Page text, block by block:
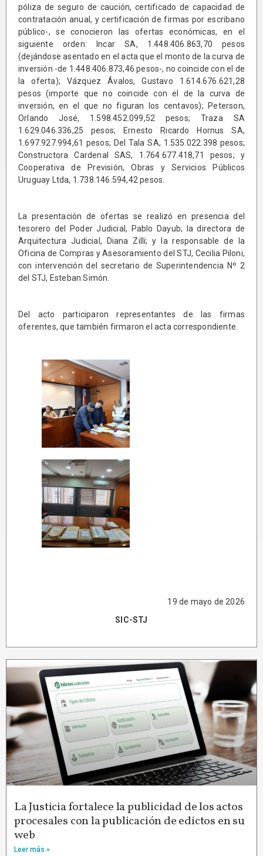
póliza de seguro de caución, certificado de capacidad de
contratación anual, y certificación de firmas por escribano
público-, se conocieron las ofertas económicas, en el
siguiente orden: Incar SA, 1.448.406.863,70 pesos
(dejándose asentado en el acta que el monto de la curva de
inversión -de 1.448.406.873,46 pesos-, no coincide con el de
la oferta); Vázquez Ávalos, Gustavo 1.614.676.621,28
pesos (importe que no coincide con el de la curva de
inversión, en el que no figuran los centavos); Peterson,
Orlando José, 1.598.452.099,52 pesos; Traza SA
1.629.046.336,25 pesos; Ernesto Ricardo Hornus SA,
1.697.927.994,61 pesos; Del Tala SA, 1.535.022.398 pesos;
Constructora Cardenal SAS, 1.764.677.418,71 pesos; y
Cooperativa de Previsión, Obras y Servicios Públicos
Uruguay Ltda, 1.738.146.594,42 pesos.
La presentación de ofertas se realizó en presencia del
tesorero del Poder Judicial, Pablo Dayub; la directora de
Arquitectura Judicial, Diana Zilli; y la responsable de la
Oficina de Compras y Asesoramiento del STJ, Cecilia Piloni,
con intervención del secretario de Superintendencia Nº 2
del STJ, Esteban Simón.
Del acto participaron representantes de las firmas
oferentes, que también firmaron el acta correspondiente.
19 de mayo de 2026
SIC-STJ
La Justicia fortalece la publicidad de los actos
procesales con la publicación de edictos en su
web
Leer más »